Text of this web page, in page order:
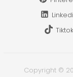
Tiktok
Copyright ©